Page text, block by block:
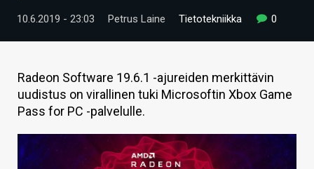
TECHBBS
HINTA.FI
KAUPPA
VAIHDA TEEMA
10.6.2019 - 23:03 Petrus Laine Tietotekniikka 0
Radeon Software 19.6.1 -ajureiden merkittävin
uudistus on virallinen tuki Microsoftin Xbox Game
Pass for PC -palvelulle.